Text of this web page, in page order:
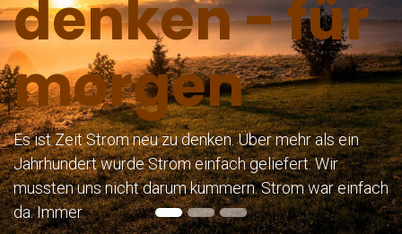
denken - für
morgen
Es ist Zeit Strom neu zu denken. Über mehr als ein
Jahrhundert wurde Strom einfach geliefert. Wir
mussten uns nicht darum kümmern. Strom war einfach
da. Immer.